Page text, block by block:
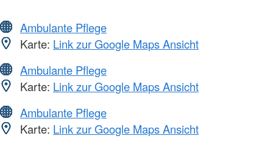
Ambulante Pflege
Karte: Link zur Google Maps Ansicht
Ambulante Pflege
Karte: Link zur Google Maps Ansicht
Ambulante Pflege
Karte: Link zur Google Maps Ansicht